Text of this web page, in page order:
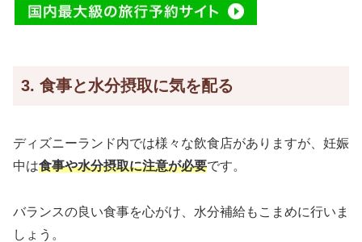
3. 食事と水分摂取に気を配る
ディズニーランド内では様々な飲食店がありますが、妊娠
中は食事や水分摂取に注意が必要です。
バランスの良い食事を心がけ、水分補給もこまめに行いま
しょう。